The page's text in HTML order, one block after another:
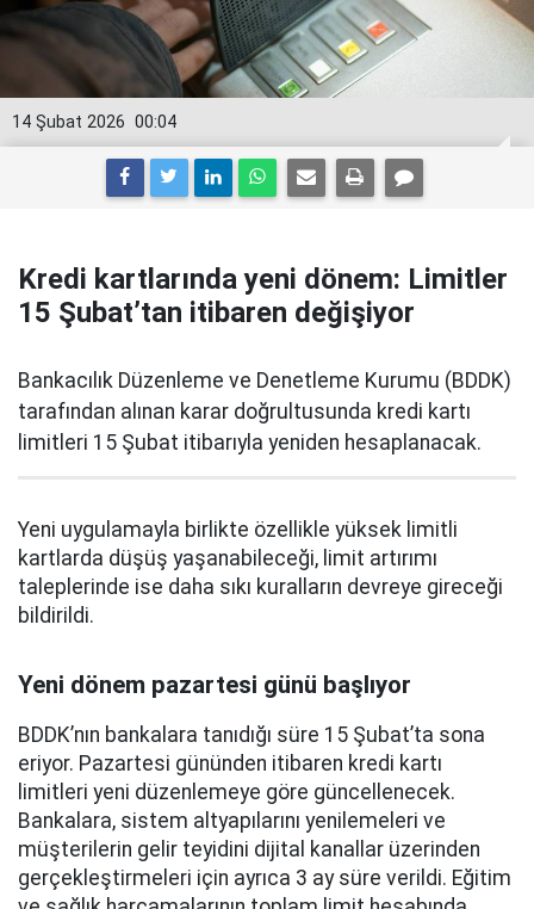
00:04
14 Şubat 2026
Kredi kartlarında yeni dönem: Limitler
15 Şubat’tan itibaren değişiyor
Bankacılık Düzenleme ve Denetleme Kurumu (BDDK)
tarafından alınan karar doğrultusunda kredi kartı
limitleri 15 Şubat itibarıyla yeniden hesaplanacak.
Yeni uygulamayla birlikte özellikle yüksek limitli
kartlarda düşüş yaşanabileceği, limit artırımı
taleplerinde ise daha sıkı kuralların devreye gireceği
bildirildi.
Yeni dönem pazartesi günü başlıyor
BDDK’nın bankalara tanıdığı süre 15 Şubat’ta sona
eriyor. Pazartesi gününden itibaren kredi kartı
limitleri yeni düzenlemeye göre güncellenecek.
Bankalara, sistem altyapılarını yenilemeleri ve
müşterilerin gelir teyidini dijital kanallar üzerinden
gerçekleştirmeleri için ayrıca 3 ay süre verildi. Eğitim